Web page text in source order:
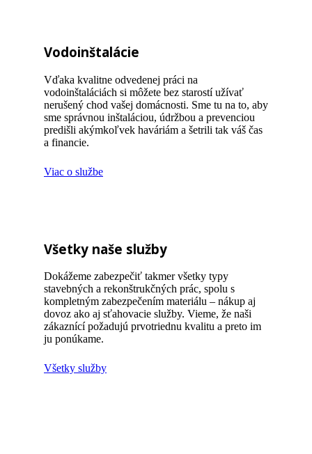
Vodoinštalácie
Vďaka kvalitne odvedenej práci na
vodoinštaláciách si môžete bez starostí užívať
nerušený chod vašej domácnosti. Sme tu na to, aby
sme správnou inštaláciou, údržbou a prevenciou
predišli akýmkoľvek haváriám a šetrili tak váš čas
a financie.
Viac o službe
Všetky naše služby
Dokážeme zabezpečiť takmer všetky typy
stavebných a rekonštrukčných prác, spolu s
kompletným zabezpečením materiálu – nákup aj
dovoz ako aj sťahovacie služby. Vieme, že naši
zákaznící požadujú prvotriednu kvalitu a preto im
ju ponúkame.
Všetky služby